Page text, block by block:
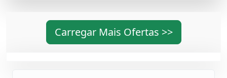
Carregar Mais Ofertas >>